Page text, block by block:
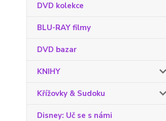
DVD kolekce
BLU-RAY filmy
DVD bazar
KNIHY
Křížovky & Sudoku
Disney: Uč se s námi